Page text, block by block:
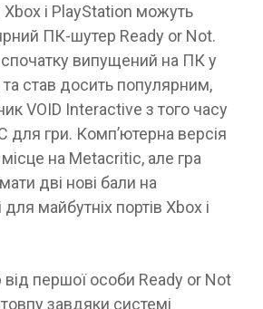
Xbox і PlayStation можуть
ПК-шутер Ready or Not.
випущений на ПК у
та став досить популярним,
VOID Interactive з того часу
для гри. Комп’ютерна версія
на Metacritic, але гра
дві нові бали на
майбутніх портів Xbox і
першої особи Ready or Not
завдяки системі